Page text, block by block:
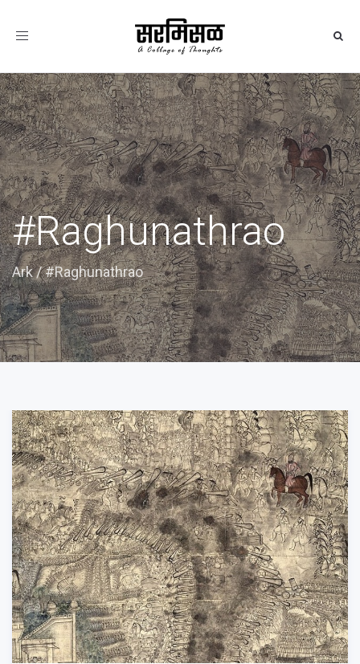
Toggle
#Raghunathrao
Ark/#Raghunathrao